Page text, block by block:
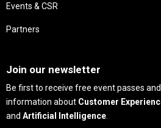
Events & CSR
Partners
Join our newsletter
Be first to receive free event passes
information about Customer
and Artificial Intelligence